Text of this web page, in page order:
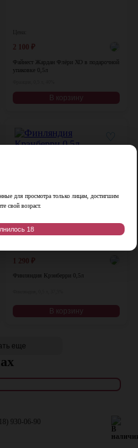
2 100 ₽
Файнест Жардан Флёри ХО в подарочной
упаковке 0,5л
В корзину
1 290 ₽
Финляндия Крэнберри 0,5л
В корзину
еще
930-06-90
для просмотра только лицам, достигшим
свой возраст.
18